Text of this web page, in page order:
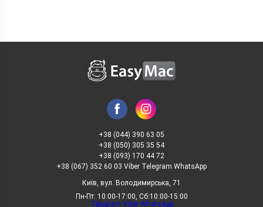
+38 (044) 390 63 05
+38 (050) 305 35 54
+38 (093) 170 44 72
+38 (067) 352 60 03 Viber Telegram WhatsApp
Київ, вул. Володимирська, 71
Пн-Пт: 10:00-17:00, Сб:10:00-15:00
Telegram Viber WhatsApp